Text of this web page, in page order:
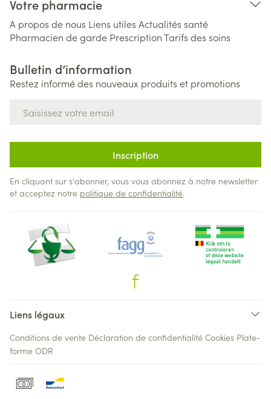
Votre pharmacie
A propos de nous Liens utiles Actualités santé
Pharmacien de garde PrescriptionTarifs des soins
Bulletin d’information
Restez informé des nouveaux produits et promotions
Inscription
En cliquant sur s'abonner, vous vous abonnez à notre newsletter
et acceptez notre politique de confidentialité.
Liens légaux
Conditions de vente Déclaration de confidentialité Cookies Plate-
forme ODR